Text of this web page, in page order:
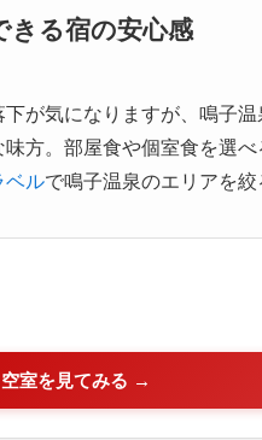
きる宿の安心感
が気になりますが、鳴子
方。部屋食や個室食を選
ベルで鳴子温泉のエリアを
空室を見てみる →